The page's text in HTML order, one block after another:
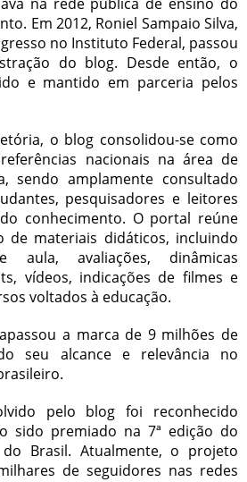
Em 2012, Roniel Sampaio Silva,
no Instituto Federal, passou
do blog. Desde então, o
e mantido em parceria pelos
o blog consolidou-se como
nacionais na área de
sendo amplamente consultado
pesquisadores e leitores
conhecimento. O portal reúne
de materiais didáticos, incluindo
aula, avaliações, dinâmicas
vídeos, indicações de filmes e
voltados à educação.
a marca de 9 milhões de
seu alcance e relevância no
pelo blog foi reconhecido
sido premiado na 7ª edição do
do Brasil. Atualmente, o projeto
de seguidores nas redes